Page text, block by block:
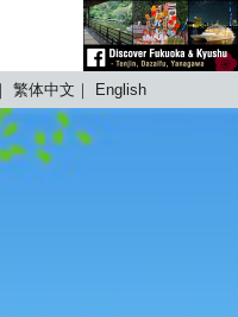
繁体中文 English